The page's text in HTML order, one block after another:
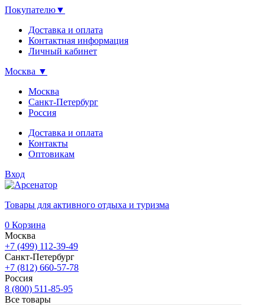
Покупателю▼
Доставка и оплата
Контактная информация
Личный кабинет
Москва ▼
Москва
Санкт-Петербург
Россия
Доставка и оплата
Контакты
Оптовикам
Вход
Товары для активного отдыха и туризма
0 Корзина
Москва
+7 (499) 112-39-49
Санкт-Петербург
+7 (812) 660-57-78
Россия
8 (800) 511-85-95
Все товары